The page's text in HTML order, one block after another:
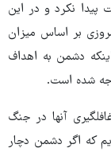
نکرد و در این
بر اساس میزان
دشمن به اهداف
شده است.
آنها در جنگ
که اگر دشمن دچار